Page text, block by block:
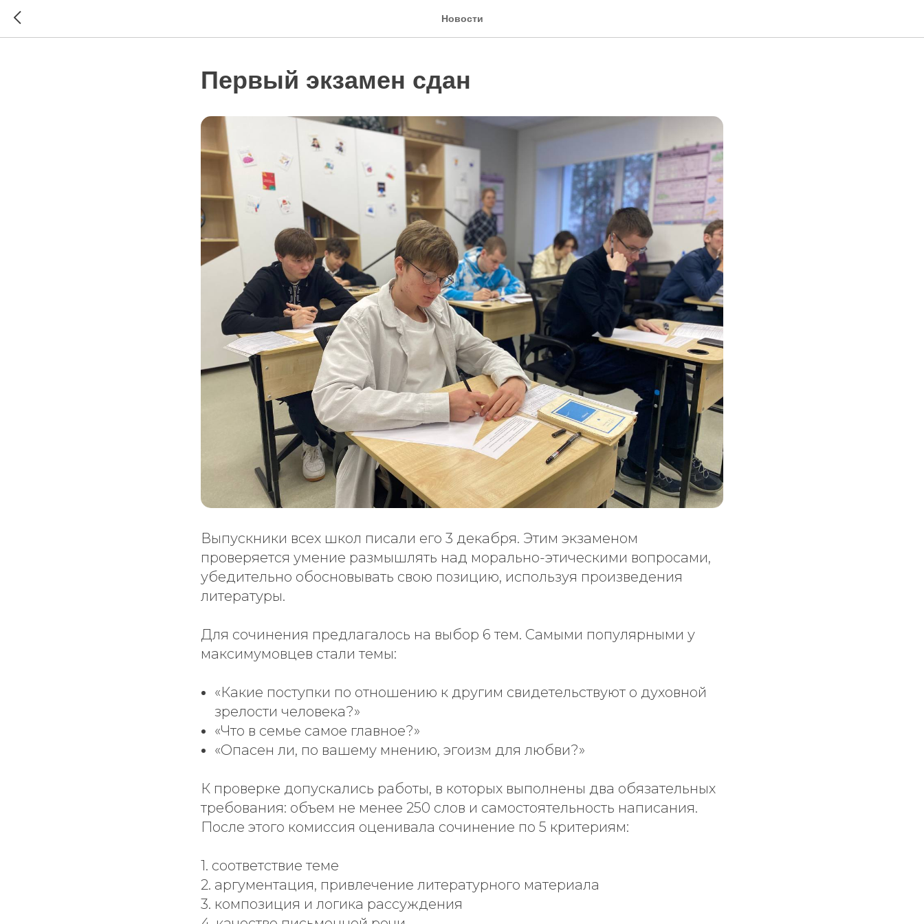
Новости
Первый экзамен сдан
Выпускники всех школ писали его 3 декабря. Этим экзаменом
проверяется умение размышлять над морально-этическими вопросами,
убедительно обосновывать свою позицию, используя произведения
литературы.
Для сочинения предлагалось на выбор 6 тем. Самыми популярными у
максимумовцев стали темы:
«Какие поступки по отношению к другим свидетельствуют о духовной
зрелости человека?»
«Что в семье самое главное?»
«Опасен ли, по вашему мнению, эгоизм для любви?»
К проверке допускались работы, в которых выполнены два обязательных
требования: объем не менее 250 слов и самостоятельность написания.
После этого комиссия оценивала сочинение по 5 критериям:
1. соответствие теме
2. аргументация, привлечение литературного материала
3. композиция и логика рассуждения